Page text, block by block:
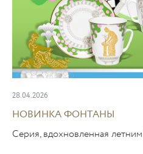
28.04.2026
НОВИНКА ФОНТАНЫ
Серия, вдохновленная